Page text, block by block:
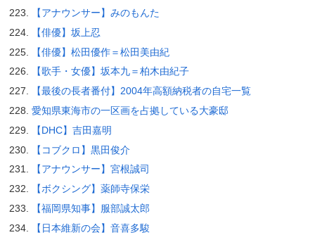
【アナウンサー】みのもんた
【俳優】坂上忍
【俳優】松田優作＝松田美由紀
【歌手・女優】坂本九＝柏木由紀子
【最後の長者番付】2004年高額納税者の自宅一覧
愛知県東海市の一区画を占拠している大豪邸
【DHC】吉田嘉明
【コブクロ】黒田俊介
【アナウンサー】宮根誠司
【ボクシング】薬師寺保栄
【福岡県知事】服部誠太郎
【日本維新の会】音喜多駿